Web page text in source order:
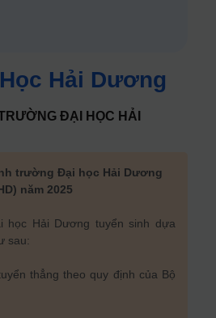
Hải Dương
ĐẠI HỌC HẢI
trường Đại học Hải Dương
năm 2025
học Hải Dương tuyển sinh dựa
sau:
thẳng theo quy định của Bộ